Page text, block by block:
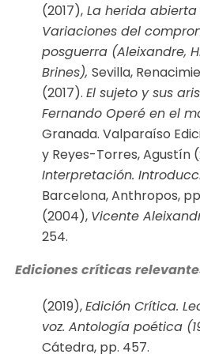
(2017),La herida abierta
Variaciones del
posguerra (Aleixandre,
Brines), Sevilla,
(2017). El sujeto y sus
Fernando Operé en el
Granada. Valparaíso
y Reyes-Torres, Agustín
Interpretación.
Barcelona, Anthropos,
(2004), Vicente
254.
Ediciones críticas
(2019),Edición Crítica.
voz. Antología poética
Cátedra, pp. 457.